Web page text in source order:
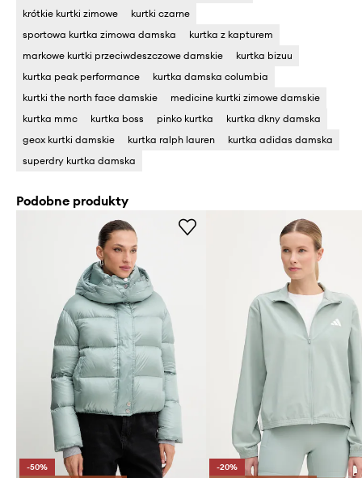
krótkie kurtki zimowe
kurtki czarne
sportowa kurtka zimowa damska
kurtka z kapturem
markowe kurtki przeciwdeszczowe damskie
kurtka bizuu
kurtka peak performance
kurtka damska columbia
kurtki the north face damskie
medicine kurtki zimowe damskie
kurtka mmc
kurtka boss pinko kurtka
kurtka dkny damska
geox kurtki damskie
kurtka ralph lauren
kurtka adidas damska
superdry kurtka damska
Podobne produkty
-50%
-20%